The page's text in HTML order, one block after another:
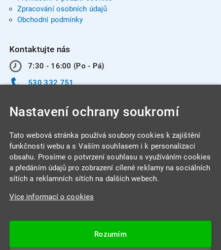
Zpracování osobních údajů
Obchodní podmínky
Kontaktujte nás
7:30 - 16:00 (Po - Pá)
530 332 751
INTEGRA CENTRUM s.r.o.
Jabloňová 662/7
Datová schránka: 4beca6d
Nastavení ochrany soukromí
Tato webová stránka používá soubory cookies k zajištění
funkčnosti webu a s Vaším souhlasem i k personalizaci
obsahu. Prosíme o potvrzení souhlasu s využíváním cookies
a předáním údajů pro zobrazení cílené reklamy na sociálních
sítích a reklamních sítích na dalších webech.
Více informací o cookies
Rozumím